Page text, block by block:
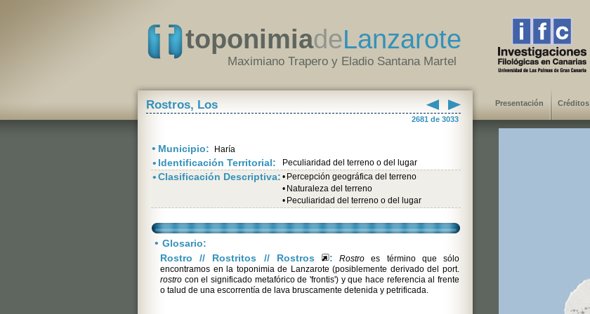
toponimiadeLanzarote
Maximiano Trapero y Eladio Santana Martel
Rostros, Los
2681 de 3033
• Municipio: Haría
• Identificación Territorial: Peculiaridad del terreno o del lugar
•Clasificación Descriptiva: • Percepción geográfica del terreno
• Naturaleza del terreno
• Peculiaridad del terreno o del lugar
• Glosario:
Rostro // Rostritos // Rostros
: Rostro es término que sólo
encontramos en la toponimia de Lanzarote (posiblemente derivado del port.
rostro con el significado metafórico de 'frontis') y que hace referencia al frente
o talud de una escorrentía de lava bruscamente detenida y petrificada.
Presentación Créditos